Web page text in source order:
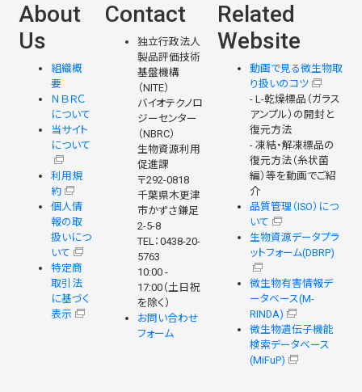
About
Us
組織概
要
ＮＢＲＣ
について
当サイト
について
利用規
約
個人情
報の取
扱いにつ
いて
特定商
取引法
に基づく
表示
Contact
独立行政法人
製品評価技術
基盤機構
（NITE）
バイオテクノロ
ジーセンター
（NBRC）
生物資源利用
促進課
〒292-0818
千葉県木更津
市かずさ鎌足
2-5-8
TEL：0438-20-
5763
10:00 -
17:00（土日祝
を除く）
お問い合わせ
フォーム
Related
Website
動画で見る微生物取
り扱いのコツ
- L-乾燥標品（ガラス
アンプル）の開封と
復元方法
- 凍結・解凍標品の
復元方法（糸状菌
編）等を動画でご紹
介
品質管理（ISO）につ
いて
生物資源データプラ
ットフォーム(DBRP)
微生物有害情報デ
ータベース(M-
RINDA)
微生物遺伝子機能
検索データベース
(MiFuP)